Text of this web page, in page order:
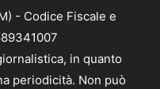
- Codice Fiscale e
in quanto
periodicità. Non può